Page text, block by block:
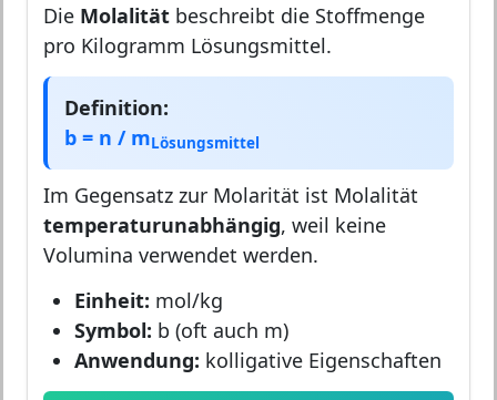
Die Molalität beschreibt die Stoffmenge
pro Kilogramm Lösungsmittel.
Definition:
b = n / mLösungsmittel
Im Gegensatz zur Molarität ist Molalität
temperaturunabhängig, weil keine
Volumina verwendet werden.
Einheit: mol/kg
Symbol: b (oft auch m)
Anwendung: kolligative Eigenschaften